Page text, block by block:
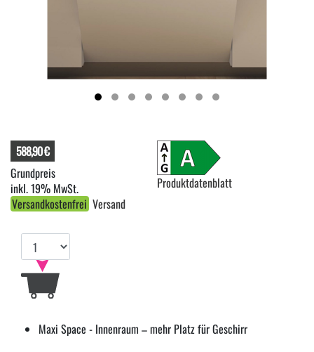
Maxi Space - Innenraum – mehr Platz für Geschirr
588,90 €
inkl. 19% MwSt.
Versandkostenfrei Versand
Produktdatenblatt